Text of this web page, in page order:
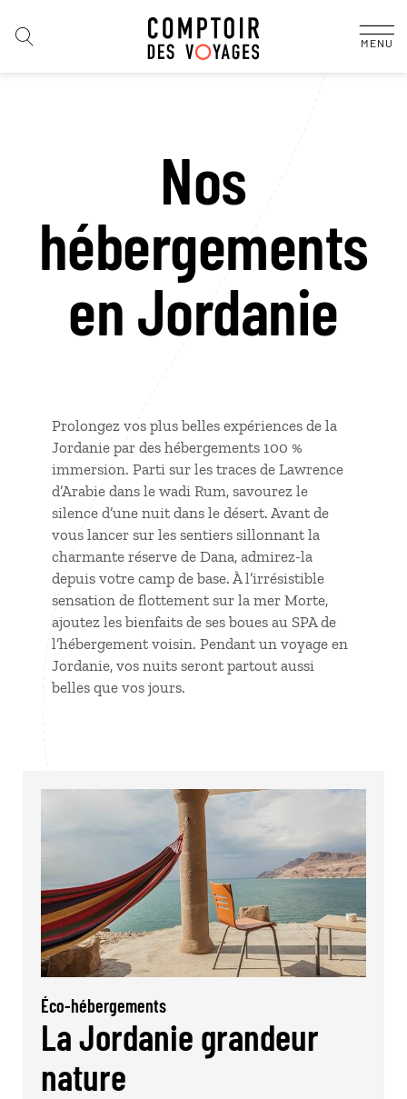
MENU
Nos
hébergements
en Jordanie
Prolongez vos plus belles expériences de la
Jordanie par des hébergements 100 %
immersion. Parti sur les traces de Lawrence
d’Arabie dans le wadi Rum, savourez le
silence d’une nuit dans le désert. Avant de
vous lancer sur les sentiers sillonnant la
charmante réserve de Dana, admirez-la
depuis votre camp de base. À l’irrésistible
sensation de flottement sur la mer Morte,
ajoutez les bienfaits de ses boues au SPA de
l’hébergement voisin. Pendant un voyage en
Jordanie, vos nuits seront partout aussi
belles que vos jours.
Éco-hébergements
La Jordanie grandeur
nature